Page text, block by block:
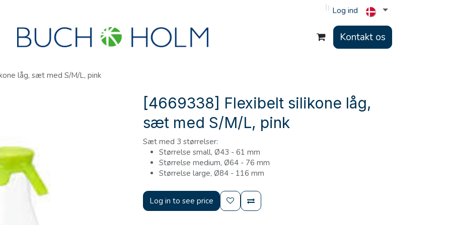
Log ind
Kontakt os
låg, sæt med S/M/L, pink
[4669338] Flexibelt silikone låg,
sæt med S/M/L, pink
Sæt med 3 størrelser:
Størrelse small, Ø43 - 61 mm
Størrelse medium, Ø64 - 76 mm
Størrelse large, Ø84 - 116 mm
Log in to see price